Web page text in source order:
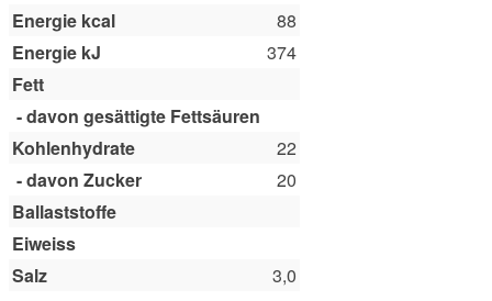
Energie kcal
88
Energie kJ
374
Fett
- davon gesättigte Fettsäuren
Kohlenhydrate
22
- davon Zucker
20
Ballaststoffe
Eiweiss
Salz
3,0